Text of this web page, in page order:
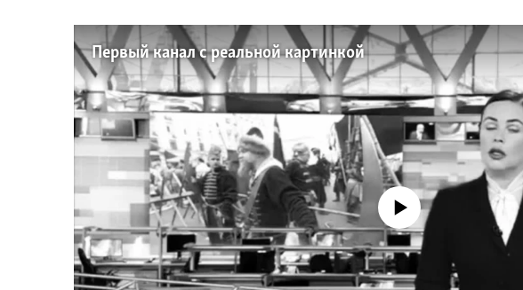
Первый канал с реальной картинкой
No media source currently available